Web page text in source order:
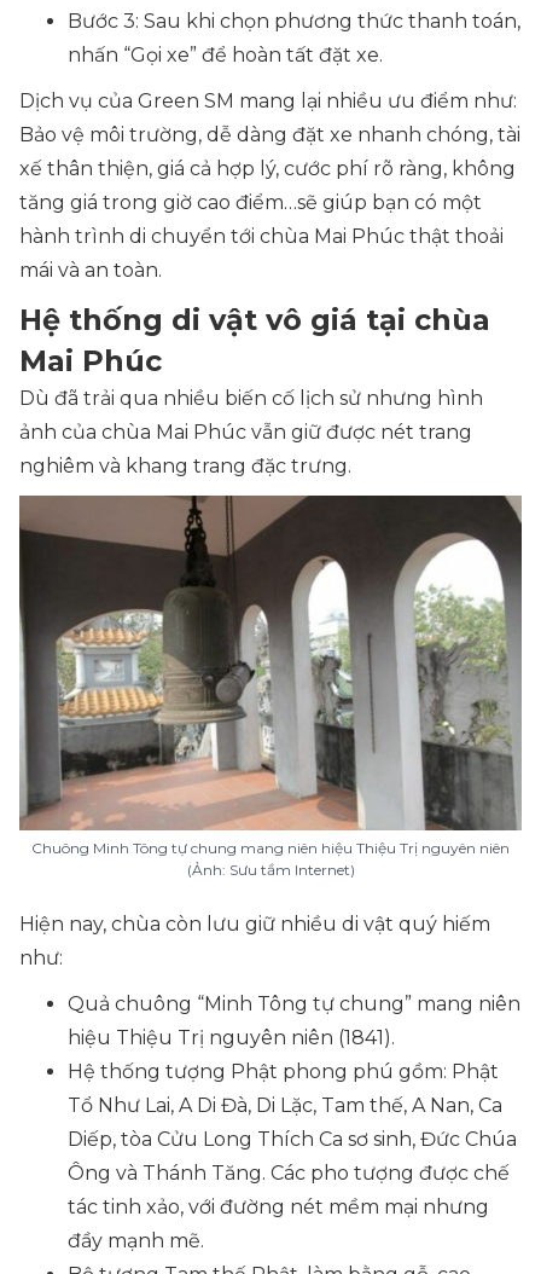
Bước 3: Sau khi chọn phương thức thanh toán,
nhấn “Gọi xe” để hoàn tất đặt xe.
Dịch vụ của Green SM mang lại nhiều ưu điểm như:
Bảo vệ môi trường, dễ dàng đặt xe nhanh chóng, tài
xế thân thiện, giá cả hợp lý, cước phí rõ ràng, không
tăng giá trong giờ cao điểm…sẽ giúp bạn có một
hành trình di chuyển tới chùa Mai Phúc thật thoải
mái và an toàn.
Hệ thống di vật vô giá tại chùa
Mai Phúc
Dù đã trải qua nhiều biến cố lịch sử nhưng hình
ảnh của chùa Mai Phúc vẫn giữ được nét trang
nghiêm và khang trang đặc trưng.
Chuông Minh Tông tự chung mang niên hiệu Thiệu Trị nguyên niên
(Ảnh: Sưu tầm Internet)
Hiện nay, chùa còn lưu giữ nhiều di vật quý hiếm
như:
Quả chuông “Minh Tông tự chung” mang niên
hiệu Thiệu Trị nguyên niên (1841).
Hệ thống tượng Phật phong phú gồm: Phật
Tổ Như Lai, A Di Đà, Di Lặc, Tam thế, A Nan, Ca
Diếp, tòa Cửu Long Thích Ca sơ sinh, Đức Chúa
Ông và Thánh Tăng. Các pho tượng được chế
tác tinh xảo, với đường nét mềm mại nhưng
đầy mạnh mẽ.